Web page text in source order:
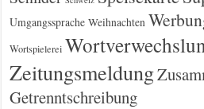
Umgangssprache Weihnachten
Wortspielerei
Zeitungsmeldung
Getrenntschreibung